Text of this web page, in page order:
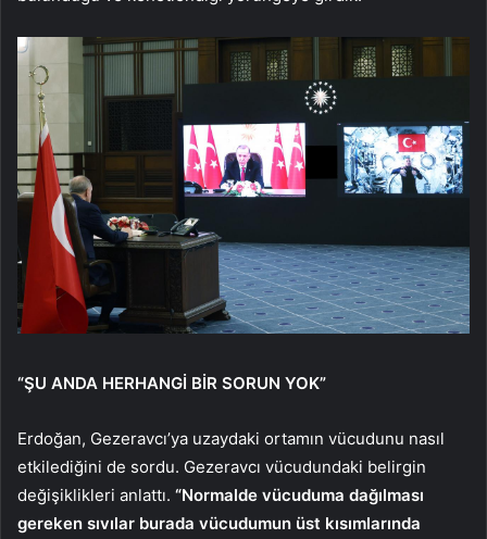
“ŞU ANDA HERHANGİ BİR SORUN YOK”
Erdoğan, Gezeravcı’ya uzaydaki ortamın vücudunu nasıl
etkilediğini de sordu. Gezeravcı vücudundaki belirgin
değişiklikleri anlattı. “Normalde vücuduma dağılması
gereken sıvılar burada vücudumun üst kısımlarında